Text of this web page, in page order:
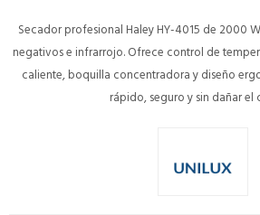
Secador profesional Haley HY-4015 de 2000
negativos e infrarrojo. Ofrece control de
caliente, boquilla concentradora y diseño
rápido, seguro y sin dañar el